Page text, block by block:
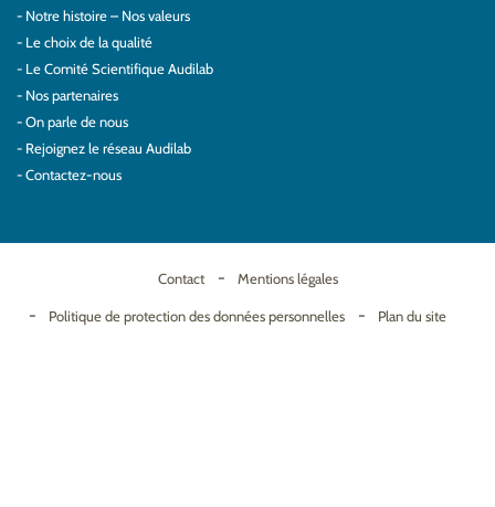
Notre histoire – Nos valeurs
Le choix de la qualité
Le Comité Scientifique Audilab
Nos partenaires
On parle de nous
Rejoignez le réseau Audilab
Contactez-nous
Contact Mentions légales
Politique de protection des données personnelles Plan du site